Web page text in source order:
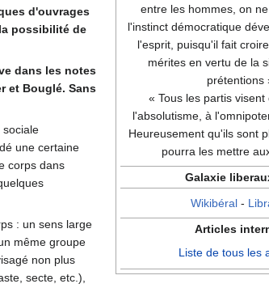
entre les hommes, on
l'instinct démocratique
l'esprit, puisqu'il fait
mérites en vertu de la
prétentions
« Tous les partis visent
l'absolutisme, à
Heureusement qu'ils sont
pourra les mettre
Galaxie
Wikibéral -
Articles
Liste de tous les
d'ouvrages
possibilité de
dans les notes
et Bouglé. Sans
sociale
une certaine
corps dans
: un sens large
même groupe
non plus
secte, etc.),